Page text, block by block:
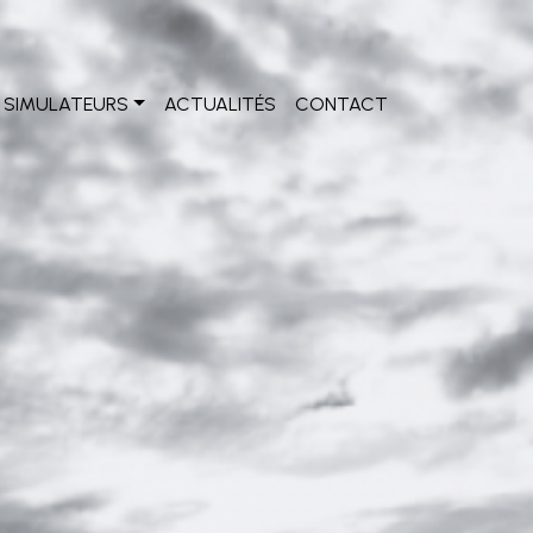
SIMULATEURS ACTUALITÉS CONTACT